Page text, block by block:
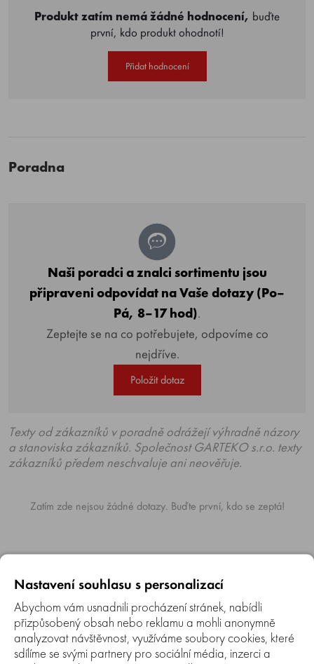
Produkt zatím nemá žádné hodnocení, buďte
první, kdo produkt ohodnotí!
Přidat hodnocení
Poradna
Naši poradci a znalci sortimentu jsou
připraveni odpovídat na Vaše dotazy (Po–
Pá, 8–17 hod).
Zeptejte se na co potřebujete, odpovíme co
nejdříve.
Položit dotaz
Texty od zákazníků v poradně odrážejí výhradně názory
a stanoviska zákazníků. Společnost GARTEKO s.r.o. texty
zákazníků předem neschvaluje ani neověřuje.
Zatím zde nejsou žádné dotazy. Buďte první, kdo se zeptá!
NAPOSLEDY ZOBRAZENÉ
Nastavení souhlasu s personalizací
Abychom vám usnadnili procházení stránek, nabídli
přizpůsobený obsah nebo reklamu a mohli anonymně
analyzovat návštěvnost, využíváme soubory cookies, které
sdílíme se svými partnery pro sociální média, inzerci a